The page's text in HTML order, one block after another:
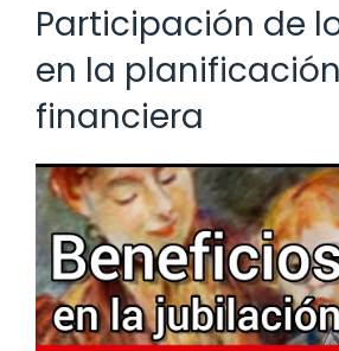
Participación de
en la planificación
financiera